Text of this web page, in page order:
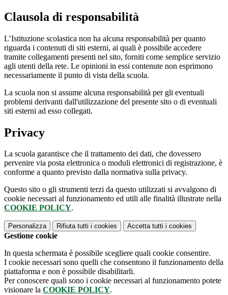
Clausola di responsabilità
L’Istituzione scolastica non ha alcuna responsabilità per quanto
riguarda i contenuti di siti esterni, ai quali è possibile accedere
tramite collegamenti presenti nel sito, forniti come semplice servizio
agli utenti della rete. Le opinioni in essi contenute non esprimono
necessariamente il punto di vista della scuola.
La scuola non si assume alcuna responsabilità per gli eventuali
problemi derivanti dall'utilizzazione del presente sito o di eventuali
siti esterni ad esso collegati.
Privacy
La scuola garantisce che il trattamento dei dati, che dovessero
pervenire via posta elettronica o moduli elettronici di registrazione, è
conforme a quanto previsto dalla normativa sulla privacy.
Questo sito o gli strumenti terzi da questo utilizzati si avvalgono di
cookie necessari al funzionamento ed utili alle finalità illustrate nella
COOKIE POLICY.
Personalizza Rifiuta tutti i cookies Accetta tutti i cookies
Gestione cookie
In questa schermata è possibile scegliere quali cookie consentire.
I cookie necessari sono quelli che consentono il funzionamento della
piattaforma e non è possibile disabilitarli.
Per conoscere quali sono i cookie necessari al funzionamento potete
visionare la COOKIE POLICY.